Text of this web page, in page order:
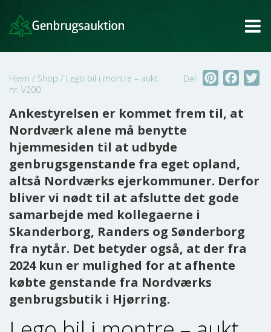
Hjem / Shop / Lego bil i montre – aukt.
nr. V200
Del: Pinterest
Ankestyrelsen er kommet frem til, at
Nordværk alene må benytte
hjemmesiden til at udbyde
genbrugsgenstande fra eget opland,
altså Nordværks ejerkommuner. Derfor
bliver vi nødt til at afslutte det gode
samarbejde med kollegaerne i
Skanderborg, Randers og Sønderborg
fra nytår. Det betyder også, at der fra
2024 kun er mulighed for at afhente
købte genstande fra Nordværks
genbrugsbutik i Hjørring.